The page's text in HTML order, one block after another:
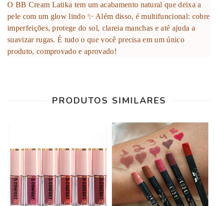
O BB Cream Latika tem um acabamento natural que deixa a
pele com um glow lindo ✨ Além disso, é multifuncional: cobre
imperfeições, protege do sol, clareia manchas e até ajuda a
suavizar rugas. É tudo o que você precisa em um único
produto, comprovado e aprovado!
PRODUTOS SIMILARES